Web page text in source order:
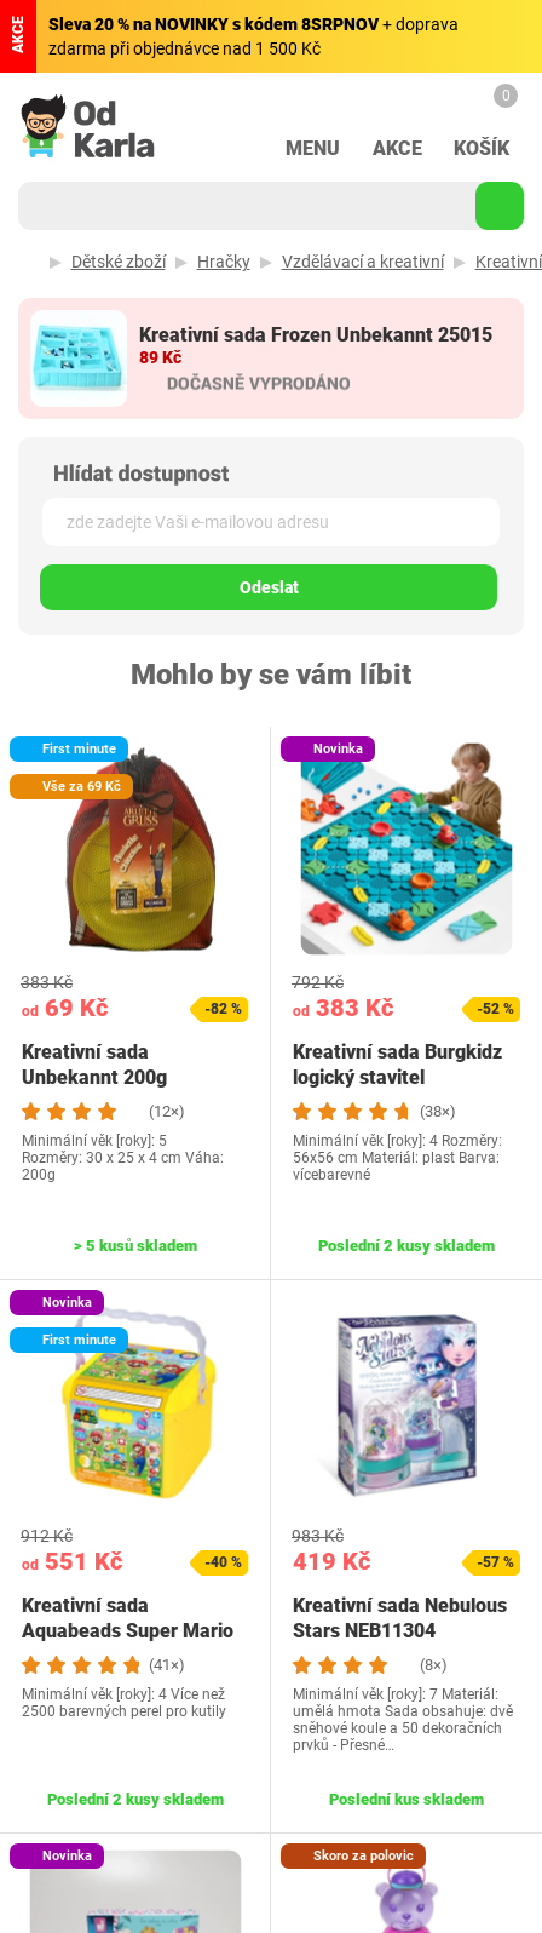
AKCE Sleva 20 % na NOVINKY s kódem 8SRPNOV+ doprava
zdarma při objednávce nad 1 500 Kč
MENU AKCE
0
KOŠÍK
Dětské zboží Hračky Vzdělávací a kreativní
Kreativní sada Frozen Unbekannt 25015
89 Kč
Odeslat
Mohlo by se vám líbit
First minute
Vše za 69 Kč
od 69 Kč
383 Kč
-82 %
Kreativní sada
Unbekannt 200g
(12×)
Minimální věk [roky]: 5
Rozměry: 30 x 25 x 4 cm Váha:
200g
> 5 kusů skladem
Novinka
od 383 Kč
792 Kč
-52 %
Kreativní sada Burgkidz
logický stavitel
(38×)
Minimální věk [roky]: 4 Rozměry:
56x56 cm Materiál: plast Barva:
vícebarevné
Poslední 2 kusy skladem
Novinka
First minute
od 551 Kč
912 Kč
-40 %
Kreativní sada
Aquabeads Super Mario
(41×)
Minimální věk [roky]: 4 Více než
2500 barevných perel pro kutily
Poslední 2 kusy skladem
419 Kč
983 Kč
-57 %
Kreativní sada Nebulous
Stars NEB11304
(8×)
Minimální věk [roky]: 7 Materiál:
umělá hmota Sada obsahuje: dvě
sněhové koule a 50 dekoračních
prvků - Přesné…
Poslední kus skladem
Novinka Skoro za polovic